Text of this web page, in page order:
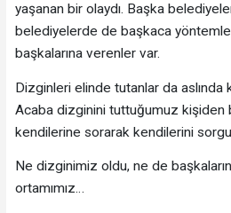
yaşanan bir olaydı. Başka
belediyelerde de başkaca
başkalarına verenler var.
Dizginleri elinde tutanlar da aslında
Acaba dizginini tuttuğumuz kişiden
kendilerine sorarak kendilerini
Ne dizginimiz oldu, ne de
ortamımız…